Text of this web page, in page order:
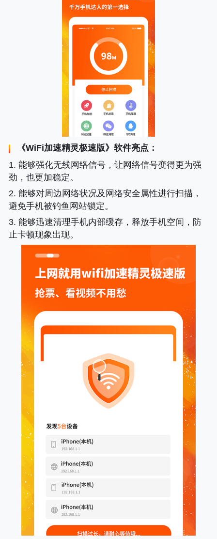
《WiFi加速精灵极速版》软件亮点：
1. 能够强化无线网络信号，让网络信号变得更为强
劲，也更加稳定。
2. 能够对周边网络状况及网络安全属性进行扫描，
避免手机被钓鱼网站锁定。
3. 能够迅速清理手机内部缓存，释放手机空间，防
止卡顿现象出现。